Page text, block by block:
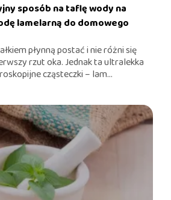
sposób na taflę wody na
lamelarną do domowego
płynną postać i nie różni się
rzut oka. Jednak ta ultralekka
cząsteczki – lam...